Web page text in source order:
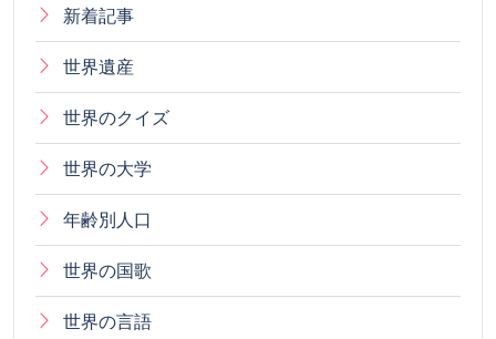
新着記事
世界遺産
世界のクイズ
世界の大学
年齢別人口
世界の国歌
世界の言語